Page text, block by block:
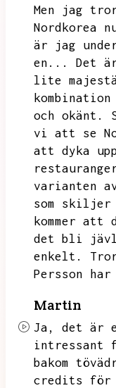
Men jag
Nordkorea
är jag
en...
Det
lite
och okänt.
vi att se
att dyka
varianten
som skiljer
kommer att
det bli
enkelt.
Persson
Martin
Ja,
det är
intressant
bakom
credits för